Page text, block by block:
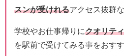
スンが受けれるアクセス抜群
学校やお仕事帰りにクオリテ
を駅前で受けてみる事をおすす